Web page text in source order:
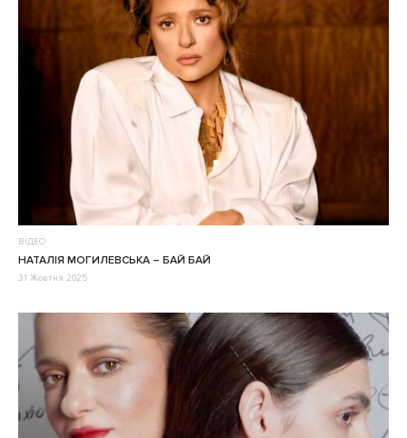
ВІДЕО
НАТАЛІЯ МОГИЛЕВСЬКА – БАЙ БАЙ
31 Жовтня 2025